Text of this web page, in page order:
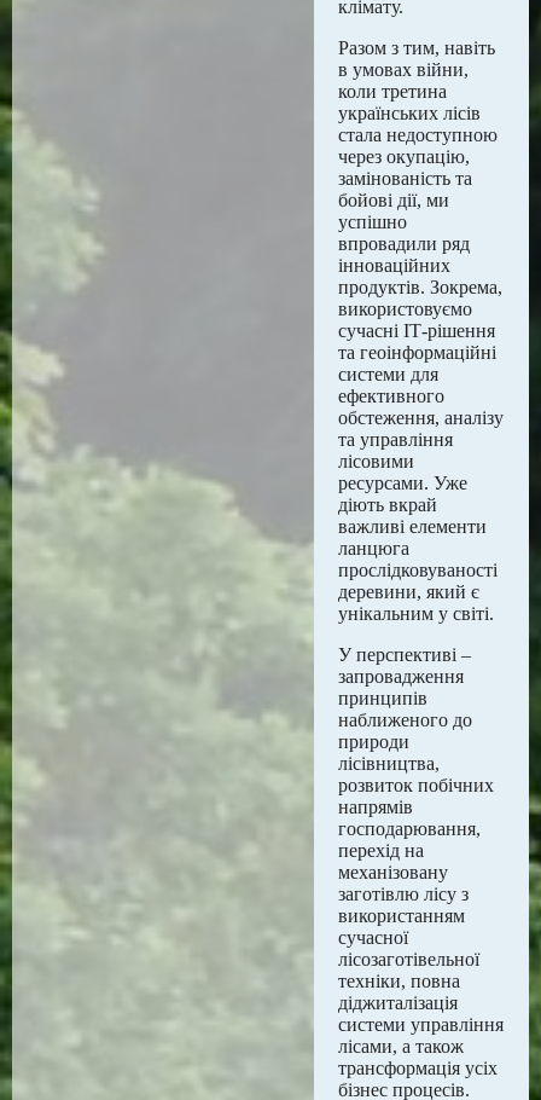
клімату.
Разом з тим, навіть
в умовах війни,
коли третина
українських лісів
стала недоступною
через окупацію,
замінованість та
бойові дії, ми
успішно
впровадили ряд
інноваційних
продуктів. Зокрема,
використовуємо
сучасні ІТ-рішення
та геоінформаційні
системи для
ефективного
обстеження, аналізу
та управління
лісовими
ресурсами. Уже
діють вкрай
важливі елементи
ланцюга
прослідковуваності
деревини, який є
унікальним у світі.
У перспективі –
запровадження
принципів
наближеного до
природи
лісівництва,
розвиток побічних
напрямів
господарювання,
перехід на
механізовану
заготівлю лісу з
використанням
сучасної
лісозаготівельної
техніки, повна
діджиталізація
системи управління
лісами, а також
трансформація усіх
бізнес процесів.